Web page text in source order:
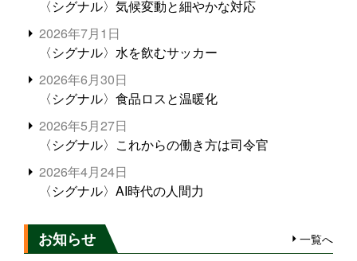
〈シグナル〉気候変動と細やかな対応
2026年7月1日
〈シグナル〉水を飲むサッカー
2026年6月30日
〈シグナル〉食品ロスと温暖化
2026年5月27日
〈シグナル〉これからの働き方は司令官
2026年4月24日
〈シグナル〉AI時代の人間力
お知らせ 一覧へ